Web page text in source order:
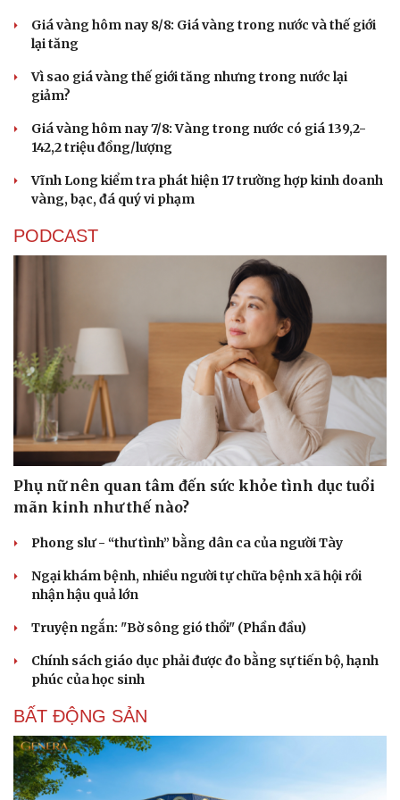
Giá vàng hôm nay 8/8: Giá vàng trong nước và thế giới
lại tăng
Vì sao giá vàng thế giới tăng nhưng trong nước lại
giảm?
Giá vàng hôm nay 7/8: Vàng trong nước có giá 139,2-
142,2 triệu đồng/lượng
Vĩnh Long kiểm tra phát hiện 17 trường hợp kinh doanh
vàng, bạc, đá quý vi phạm
PODCAST
Phụ nữ nên quan tâm đến sức khỏe tình dục tuổi
mãn kinh như thế nào?
Phong slư - “thư tình” bằng dân ca của người Tày
Ngại khám bệnh, nhiều người tự chữa bệnh xã hội rồi
nhận hậu quả lớn
Truyện ngắn: "Bờ sông gió thổi" (Phần đầu)
Chính sách giáo dục phải được đo bằng sự tiến bộ, hạnh
phúc của học sinh
BẤT ĐỘNG SẢN